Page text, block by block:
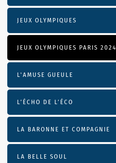
JEUX OLYMPIQUES
JEUX OLYMPIQUES PARIS 2024
L'AMUSE GUEULE
L’ÉCHO DE L’ÉCO
LA BARONNE ET COMPAGNIE
LA BELLE SOUL